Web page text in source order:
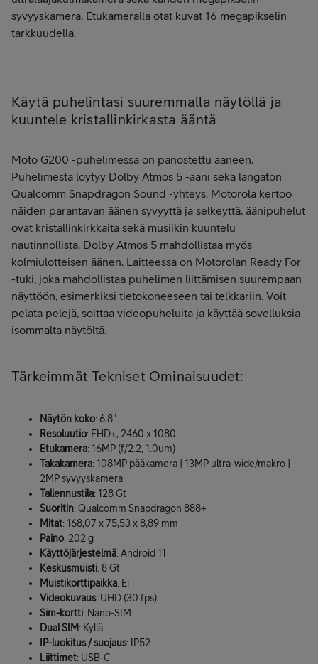
syvyyskamera. Etukameralla otat kuvat 16 megapikselin
tarkkuudella.
Käytä puhelintasi suuremmalla näytöllä ja
kuuntele kristallinkirkasta ääntä
Moto G200 -puhelimessa on panostettu ääneen.
Puhelimesta löytyy Dolby Atmos 5 -ääni sekä langaton
Qualcomm Snapdragon Sound -yhteys. Motorola kertoo
näiden parantavan äänen syvyyttä ja selkeyttä, äänipuhelut
ovat kristallinkirkkaita sekä musiikin kuuntelu
nautinnollista. Dolby Atmos 5 mahdollistaa myös
kolmiulotteisen äänen. Laitteessa on Motorolan Ready For
-tuki, joka mahdollistaa puhelimen liittämisen suurempaan
näyttöön, esimerkiksi tietokoneeseen tai telkkariin. Voit
pelata pelejä, soittaa videopuheluita ja käyttää sovelluksia
isommalta näytöltä.
Tärkeimmät Tekniset Ominaisuudet:
Näytön koko: 6,8"
Resoluutio: FHD+, 2460 x 1080
Etukamera: 16MP (f/2.2, 1.0um)
Takakamera: 108MP pääkamera | 13MP ultra-wide/makro |
2MP syvyyskamera
Tallennustila: 128 Gt
Suoritin: Qualcomm Snapdragon 888+
Mitat: 168,07 x 75,53 x 8,89 mm
Paino: 202 g
Käyttöjärjestelmä: Android 11
Keskusmuisti: 8 Gt
Muistikorttipaikka: Ei
Videokuvaus: UHD (30 fps)
Sim-kortti: Nano-SIM
Dual SIM: Kyllä
IP-luokitus / suojaus: IP52
Liittimet: USB-C